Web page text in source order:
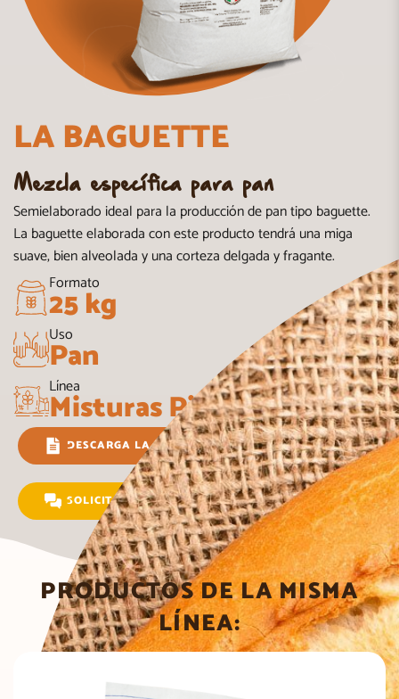
LA BAGUETTE
Mezcla específica para pan
Semielaborado ideal para la producción de pan tipo baguette.
La baguette elaborada con este producto tendrá una miga
suave, bien alveolada y una corteza delgada y fragante.
Formato
25 kg
Uso
Pan
Línea
Misturas Piantoni
DESCARGA LA FICHA TÉCNICA
SOLICITAR INFORMACIÓN
PRODUCTOS DE LA MISMA
LÍNEA: